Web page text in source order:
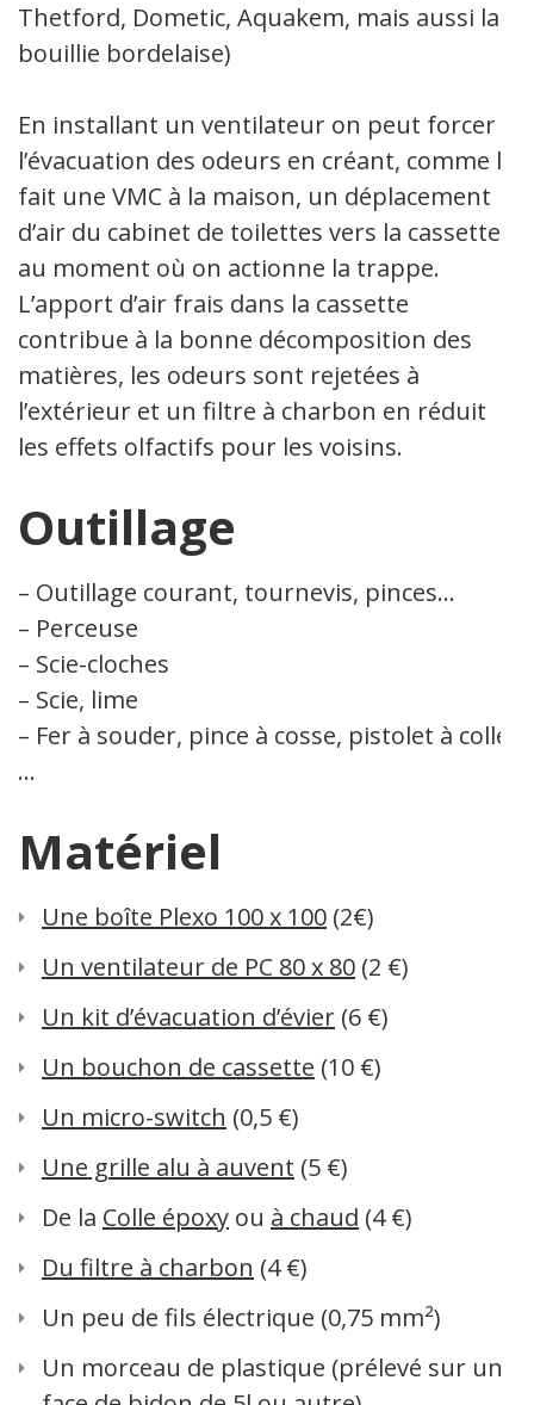
Thetford, Dometic, Aquakem, mais aussi la
bouillie bordelaise)
En installant un ventilateur on peut forcer
l’évacuation des odeurs en créant, comme le
fait une VMC à la maison, un déplacement
d’air du cabinet de toilettes vers la cassette
au moment où on actionne la trappe.
L’apport d’air frais dans la cassette
contribue à la bonne décomposition des
matières, les odeurs sont rejetées à
l’extérieur et un filtre à charbon en réduit
les effets olfactifs pour les voisins.
Outillage
– Outillage courant, tournevis, pinces…
– Perceuse
– Scie-cloches
– Scie, lime
– Fer à souder, pince à cosse, pistolet à colle
…
Matériel
Une boîte Plexo 100 x 100 (2€)
Un ventilateur de PC 80 x 80 (2 €)
Un kit d’évacuation d’évier (6 €)
Un bouchon de cassette (10 €)
Un micro-switch (0,5 €)
Une grille alu à auvent (5 €)
De la Colle époxy ou à chaud (4 €)
Du filtre à charbon (4 €)
Un peu de fils électrique (0,75 mm²)
Un morceau de plastique (prélevé sur une